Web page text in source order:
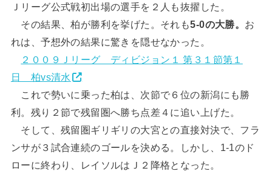
Ｊリーグ公式戦初出場の選手を２人も抜擢した。
その結果、柏が勝利を挙げた。それも5-0の大勝。 お
れは、予想外の結果に驚きを隠せなかった。
２００９Ｊリーグ ディビジョン１ 第３１節第１
日 柏vs清水
これで勢いに乗った柏は、次節で６位の新潟にも勝
利。残り２節で残留圏へ勝ち点差４に追い上げた。
そして、残留圏ギリギリの大宮との直接対決で、フラ
ンサが３試合連続のゴールを決める。しかし、1-1のド
ローに終わり、レイソルはＪ２降格となった。